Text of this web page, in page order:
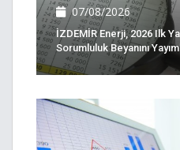
07/08/2026
İZDEMİR Enerji, 2026 Ilk
Sorumluluk Beyanını